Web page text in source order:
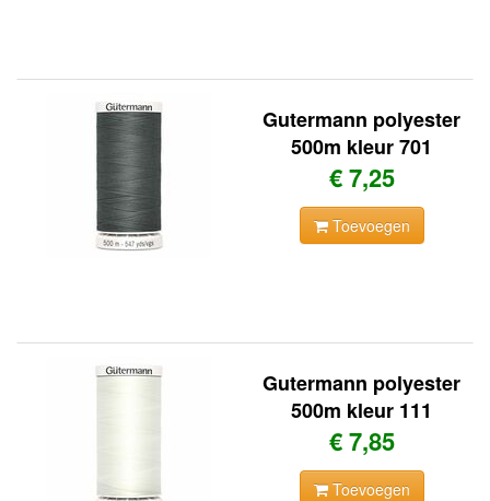
Gutermann polyester
500m kleur 701
€ 7,25
Toevoegen
Gutermann polyester
500m kleur 111
€ 7,85
Toevoegen